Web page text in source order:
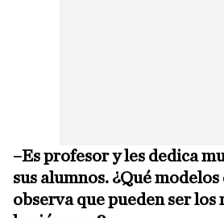
–Es profesor y les dedica
sus alumnos. ¿Qué modelos
observa que pueden ser